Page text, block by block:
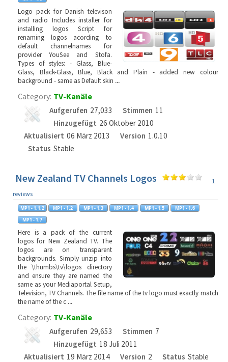
Logo pack for Danish televison
and radio Includes installer for
installing logos Script for
renaming logos acording to
default channelnames for
provider YouSee and Stofa.
Types of styles: - Glass, Blue-
Glass, Black-Glass, Blue, Black and Plain - added new colour
background - same as Default skin ...
Category: TV-Kanäle
Aufgerufen 27,033 Stimmen 11
Hinzugefügt 26 Oktober 2010
Aktualisiert 06 März 2013 Version 1.0.10
Status Stable
New Zealand TV Channels Logos
1
reviews
Here is a pack of the current
logos for New Zealand TV. The
logos are on transparent
backgrounds. Simply unzip into
the \thumbs\tv\logos directory
and ensure they are named the
same as your Mediaportal Setup,
Television, TV Channels. The file name of the tv logo must exactly match
the name of the c ...
Category: TV-Kanäle
Aufgerufen 29,653 Stimmen 7
Hinzugefügt 18 Juli 2011
Aktualisiert 19 März 2014 Version 2 Status Stable